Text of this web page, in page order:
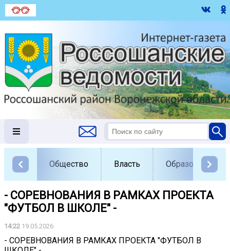
Общество Власть Образование
- СОРЕВНОВАНИЯ В РАМКАХ ПРОЕКТА
"ФУТБОЛ В ШКОЛЕ" -
14:22 19.05.2026
- СОРЕВНОВАНИЯ В РАМКАХ ПРОЕКТА "ФУТБОЛ В